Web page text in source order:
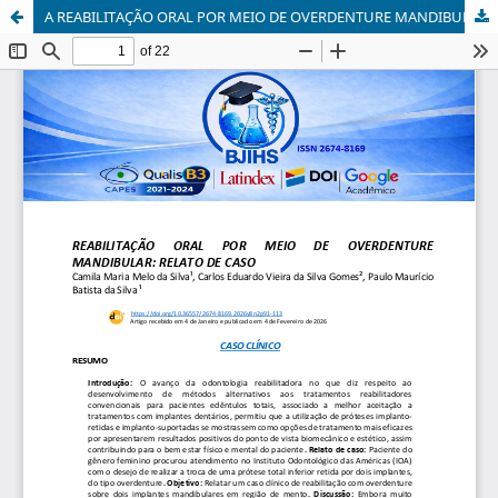
A REABILITAÇÃO ORAL POR MEIO DE OVERDENTURE MANDIBULAR: RELATO DE CASO